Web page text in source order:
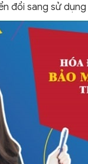
đổi sang sử